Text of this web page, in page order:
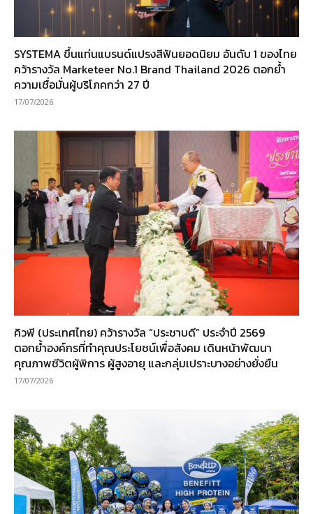
SYSTEMA ขึ้นแท่นแบรนด์แปรงสีฟันยอดนิยม อันดับ 1 ของไทย
คว้ารางวัล Marketeer No.1 Brand Thailand 2026 ตอกย้ำ
ความเชื่อมั่นผู้บริโภคกว่า 27 ปี
17/07/2026
คิวพี (ประเทศไทย) คว้ารางวัล “ประชาบดี” ประจำปี 2569
ตอกย้ำองค์กรที่ทำคุณประโยชน์เพื่อสังคม เดินหน้าพัฒนา
คุณภาพชีวิตผู้พิการ ผู้สูงอายุ และกลุ่มเปราะบางอย่างยั่งยืน
17/07/2026